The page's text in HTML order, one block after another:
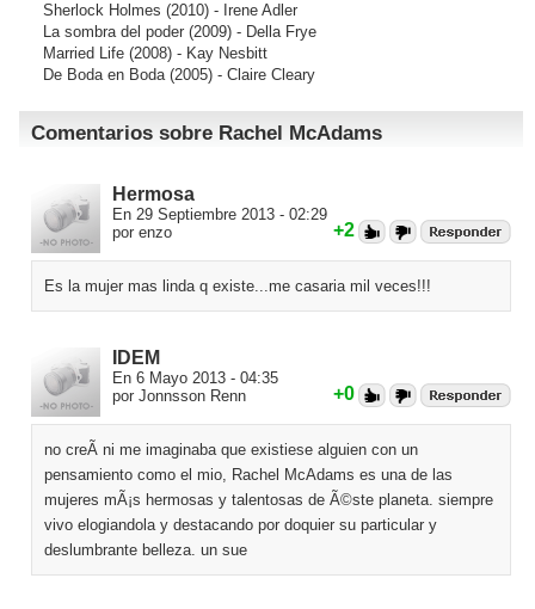
Sherlock Holmes (2010) - Irene Adler
La sombra del poder (2009) - Della Frye
Married Life (2008) - Kay Nesbitt
De Boda en Boda(2005) - Claire Cleary
Comentarios sobre Rachel McAdams
Hermosa
En 29 Septiembre 2013 - 02:29
por enzo
+2
Es la mujer mas linda q existe...me casaria mil veces!!!
IDEM
En 6 Mayo 2013 - 04:35
por Jonnsson Renn
+0
no creÃ­ ni me imaginaba que existiese alguien con un
pensamiento como el mio, Rachel McAdams es una de las
mujeres mÃ¡s hermosas y talentosas de Ã©ste planeta. siempre
vivo elogiandola y destacando por doquier su particular y
deslumbrante belleza. un sue